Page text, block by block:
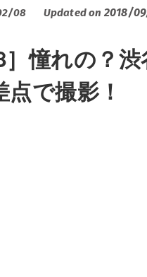
08 Updated on 2018/
］憧れの？
で撮影！